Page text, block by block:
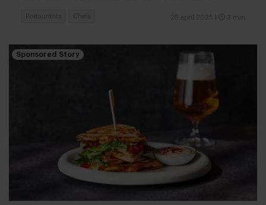
25 april 2025 2 min
Restaurants Chefs
Sponsored Story